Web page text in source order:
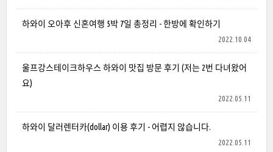
하와이 오아후 신혼여행 5박 7일 총정리 - 한방에 확인하기
2022.10.04
울프강스테이크하우스 하와이 맛집 방문 후기 (저는 2번 다녀왔어
요)
2022.05.11
하와이 달러렌터카(dollar) 이용 후기 - 어렵지 않습니다.
2022.05.11